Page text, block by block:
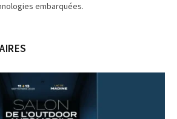
embarquées.
play to b.